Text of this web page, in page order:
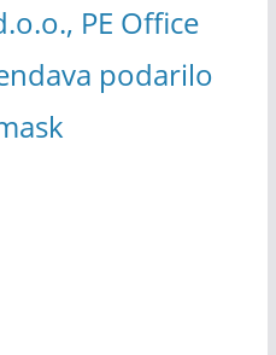
PE Office
podarilo